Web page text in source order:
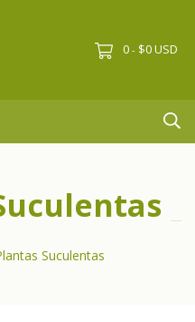
0 - $0 USD
Suculentas